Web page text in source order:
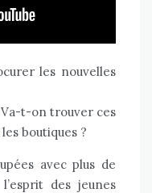
les nouvelles
t-on trouver ces
boutiques ?
avec plus de
des jeunes